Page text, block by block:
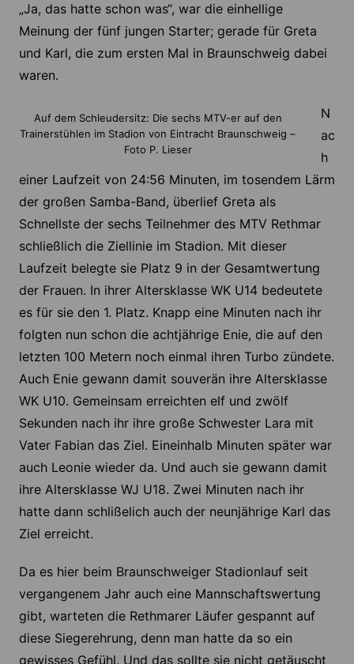
„Ja, das hatte schon was“, war die einhellige
Meinung der fünf jungen Starter; gerade für Greta
und Karl, die zum ersten Mal in Braunschweig dabei
waren.
Auf dem Schleudersitz: Die sechs MTV-er auf den
Trainerstühlen im Stadion von Eintracht Braunschweig –
Foto P. Lieser
N
ac
h
einer Laufzeit von 24:56 Minuten, im tosendem Lärm
der großen Samba-Band, überlief Greta als
Schnellste der sechs Teilnehmer des MTV Rethmar
schließlich die Ziellinie im Stadion. Mit dieser
Laufzeit belegte sie Platz 9 in der Gesamtwertung
der Frauen. In ihrer Altersklasse WK U14 bedeutete
es für sie den 1. Platz. Knapp eine Minuten nach ihr
folgten nun schon die achtjährige Enie, die auf den
letzten 100 Metern noch einmal ihren Turbo zündete.
Auch Enie gewann damit souverän ihre Altersklasse
WK U10. Gemeinsam erreichten elf und zwölf
Sekunden nach ihr ihre große Schwester Lara mit
Vater Fabian das Ziel. Eineinhalb Minuten später war
auch Leonie wieder da. Und auch sie gewann damit
ihre Altersklasse WJ U18. Zwei Minuten nach ihr
hatte dann schlißelich auch der neunjährige Karl das
Ziel erreicht.
Da es hier beim Braunschweiger Stadionlauf seit
vergangenem Jahr auch eine Mannschaftswertung
gibt, warteten die Rethmarer Läufer gespannt auf
diese Siegerehrung, denn man hatte da so ein
gewisses Gefühl. Und das sollte sie nicht getäuscht